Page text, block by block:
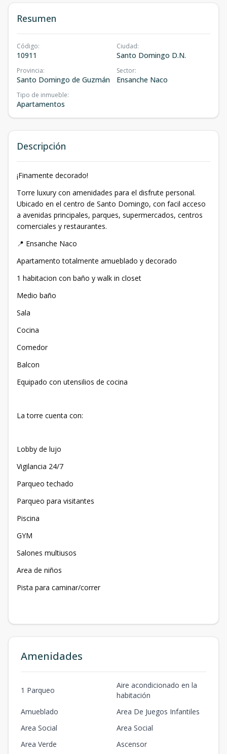
Resumen
Código:
10911
Ciudad:
Santo Domingo D.N.
Provincia:
Santo Domingo de Guzmán
Sector:
Ensanche Naco
Tipo de inmueble:
Apartamentos
Descripción
¡Finamente decorado!
Torre luxury con amenidades para el disfrute personal.
Ubicado en el centro de Santo Domingo, con facil acceso
a avenidas principales, parques, supermercados, centros
comerciales y restaurantes.
📍 Ensanche Naco
Apartamento totalmente amueblado y decorado
1 habitacion con baño y walk in closet
Medio baño
Sala
Cocina
Comedor
Balcon
Equipado con utensilios de cocina
La torre cuenta con:
Lobby de lujo
Vigilancia 24/7
Parqueo techado
Parqueo para visitantes
Piscina
GYM
Salones multiusos
Area de niños
Pista para caminar/correr
Amenidades
1 Parqueo
Aire acondicionado en la
habitación
Amueblado
Area De Juegos Infantiles
Area Social
Area Social
Area Verde
Ascensor